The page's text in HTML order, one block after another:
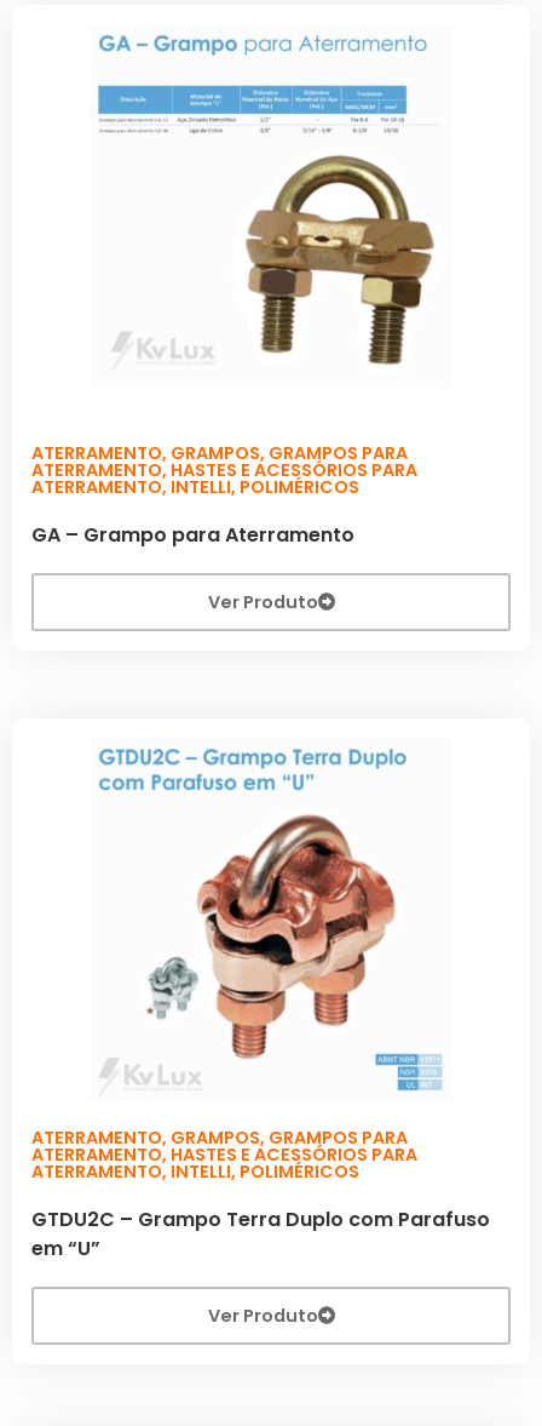
ATERRAMENTO, GRAMPOS, GRAMPOS PARA
ATERRAMENTO, HASTES E ACESSÓRIOS PARA
ATERRAMENTO, INTELLI, POLIMÉRICOS
GA – Grampo para Aterramento
Ver Produto
ATERRAMENTO, GRAMPOS, GRAMPOS PARA
ATERRAMENTO, HASTES E ACESSÓRIOS PARA
ATERRAMENTO, INTELLI, POLIMÉRICOS
GTDU2C – Grampo Terra Duplo com Parafuso
em “U”
Ver Produto